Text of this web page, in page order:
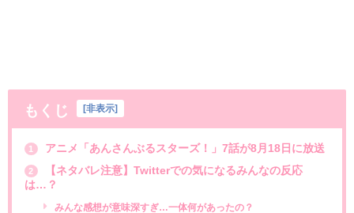
もくじ 非表示
1 アニメ「あんさんぶるスターズ！」7話が8月18日に放送
2
【ネタバレ注意】Twitterでの気になるみんなの反応
は…？
みんな感想が意味深すぎ…一体何があったの？